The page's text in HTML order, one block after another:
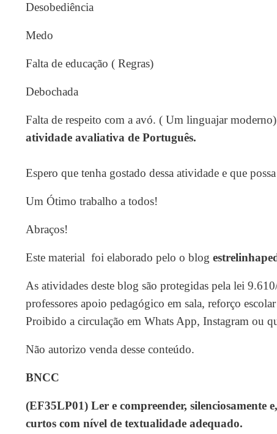
Desobediência
Medo
Falta de educação ( Regras)
Debochada
Falta de respeito com a avó. ( Um linguajar
atividade avaliativa de Português.
Espero que tenha gostado dessa atividade e que
Um Ótimo trabalho a todos!
Abraços!
Este material foi elaborado pelo o blog
As atividades deste blog são protegidas pela lei
professores apoio pedagógico em sala, reforço
Proibido a circulação em Whats App, Instagram ou
Não autorizo venda desse conteúdo.
BNCC
(EF35LP01) Ler e compreender, silenciosamente
curtos com nível de textualidade adequado.